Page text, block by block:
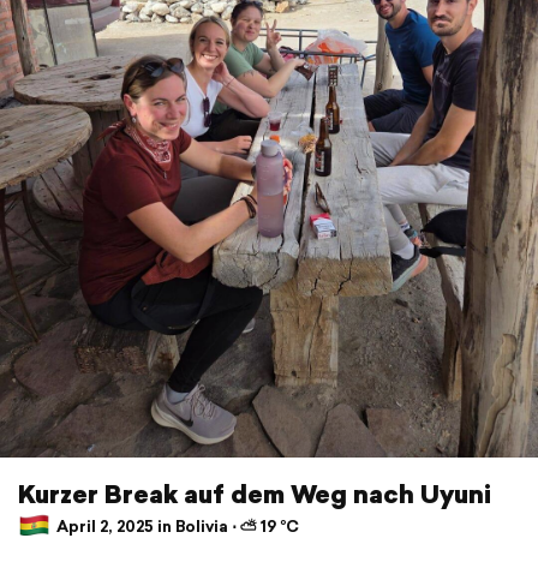
Kurzer Break auf dem Weg nach Uyuni
April 2, 2025 in Bolivia ⋅ ⛅ 19 °C